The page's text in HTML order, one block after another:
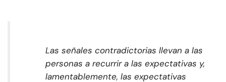
Las señales contradictorias llevan a las
personas a recurrir a las expectativas y,
lamentablemente, las expectativas